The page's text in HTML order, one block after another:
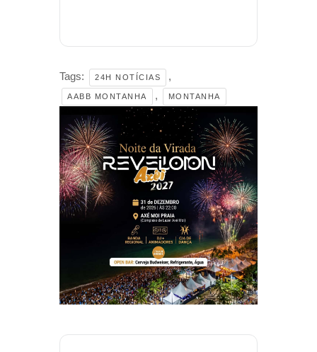
Tags: 24H NOTÍCIAS ,
AABB MONTANHA , MONTANHA